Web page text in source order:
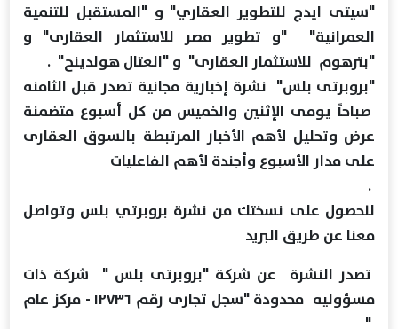
"سيتى ايدج للتطوير العقاري" و "المستقبل للتنمية
العمرانية" "و تطوير مصر للاستثمار العقارى" و
"بترهوم للاستثمار العقارى" و "العتال هولدينح" .
"بروبرتى بلس" نشرة إخبارية مجانية تصدر قبل الثامنه
صباحاً يومى الإثنين والخميس من كل أسبوع متضمنة
عرض وتحليل لأهم الأخبار المرتبطة بالسوق العقارى
على مدار الأسبوع وأجندة لأهم الفاعليات
.
للحصول على نسختك من نشرة بروبرتي بلس وتواصل
معنا عن طريق البريد
تصدر النشرة عن شركة "بروبرتى بلس " شركة ذات
مسؤوليه محدودة "سجل تجارى رقم ١٢٧٣٦ - مركز عام
"